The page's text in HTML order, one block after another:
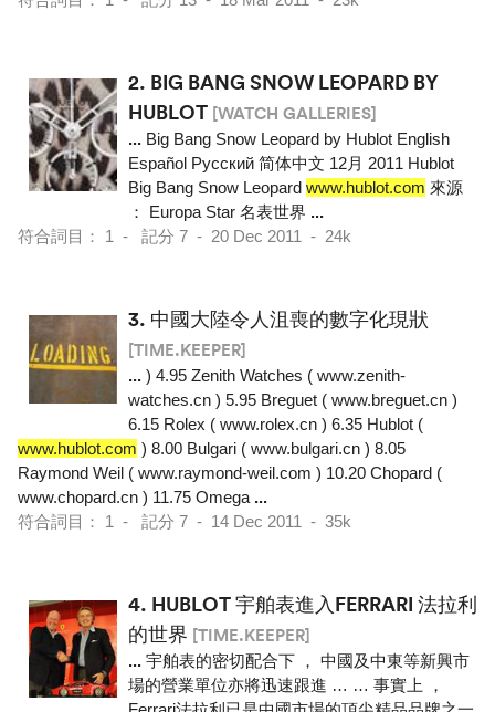
2. BIG BANG SNOW LEOPARD BY
HUBLOT [WATCH GALLERIES]
... Big Bang Snow Leopard by Hublot English
Español Pусский 简体中文 12月 2011 Hublot
Big Bang Snow Leopard www.hublot.com 來源
： Europa Star 名表世界 ...
符合詞目： 1 - 記分 7 - 20 Dec 2011 - 24k
3. 中國大陸令人沮喪的數字化現狀
[TIME.KEEPER]
... ) 4.95 Zenith Watches ( www.zenith-
watches.cn ) 5.95 Breguet ( www.breguet.cn )
6.15 Rolex ( www.rolex.cn ) 6.35 Hublot (
www.hublot.com ) 8.00 Bulgari ( www.bulgari.cn ) 8.05
Raymond Weil ( www.raymond-weil.com ) 10.20 Chopard (
www.chopard.cn ) 11.75 Omega ...
符合詞目： 1 - 記分 7 - 14 Dec 2011 - 35k
4. HUBLOT 宇舶表進入FERRARI 法拉利
的世界 [TIME.KEEPER]
... 宇舶表的密切配合下 ， 中國及中東等新興市
場的營業單位亦將迅速跟進 … … 事實上 ，